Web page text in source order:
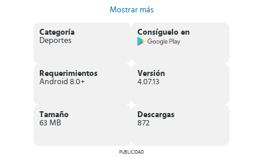
de ajustar el ángulo
, efecto y fuerza para introducir la bola sin
tantos lanzamientos. Al empezar a ganar, recibirás monedas que
debes invertir en mejorar tu equipo de juego y desbloquear más
Aparte de esto, este juego
dispone de duelos multijugador, retos,
ligas, torneos y tablas clasificatorias,
Características de Ultimate Golf!
banderilla contra unos 20 participantes.
Mostrar más
Categoría
Deportes
Consíguelo en
Requerimientos
Android 8.0+
Versión
4.07.13
Tamaño
63 MB
Descargas
872
PUBLICIDAD